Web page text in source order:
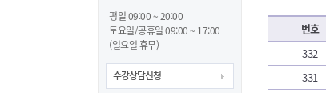
평일 09:00 ~ 20:00
토요일/공휴일 09:00 ~ 17:00
(일요일 휴무)
수강상담신청
번호
332
331